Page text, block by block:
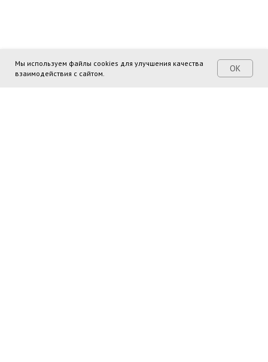
Мы используем файлы cookies для улучшения качества
взаимодействия с сайтом.
ОК